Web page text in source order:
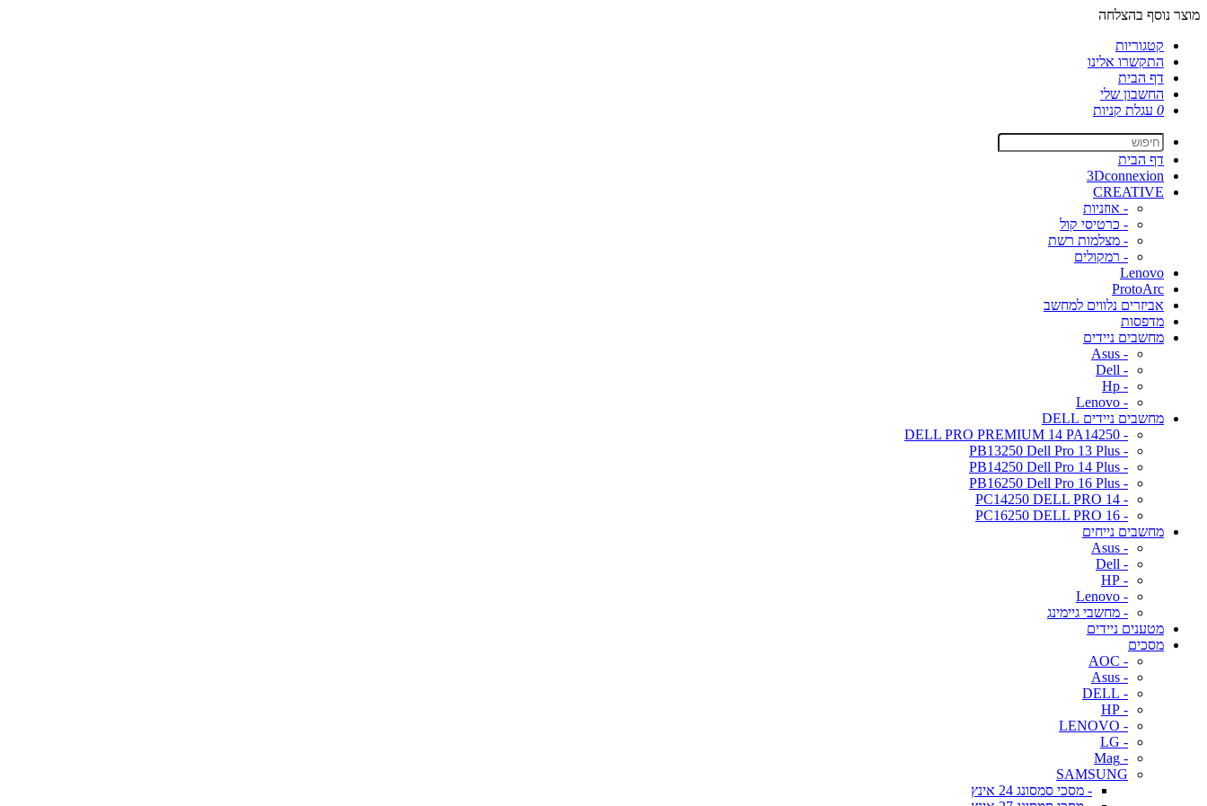
מוצר נוסף בהצלחה
קטגוריות
התקשרו אלינו
דף הבית
החשבון שלי
0 עגלת קניות
דף הבית
3Dconnexion
CREATIVE
- אוזניות
- כרטיסי קול
- מצלמות רשת
- רמקולים
Lenovo
ProtoArc
אביזרים נלווים למחשב
מדפסות
מחשבים ניידים
- Asus
- Dell
- Hp
- Lenovo
מחשבים ניידים DELL
- DELL PRO PREMIUM 14 PA14250
- PB13250 Dell Pro 13 Plus
- PB14250 Dell Pro 14 Plus
- PB16250 Dell Pro 16 Plus
- PC14250 DELL PRO 14
- PC16250 DELL PRO 16
מחשבים נייחים
- Asus
- Dell
- HP
- Lenovo
- מחשבי גיימינג
מטענים ניידים
מסכים
- AOC
- Asus
- DELL
- HP
- LENOVO
- LG
- Mag
SAMSUNG
- מסכי סמסונג 24 אינץ